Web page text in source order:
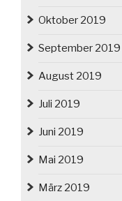
Oktober 2019
September 2019
August 2019
Juli 2019
Juni 2019
Mai 2019
März 2019